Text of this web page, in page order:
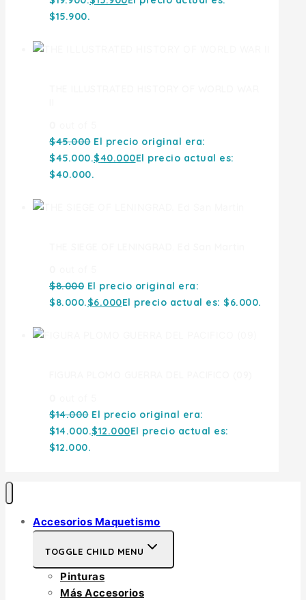
$15.900.
$45.000 El precio original era:
$45.000.$40.000El precio actual es:
$40.000.
$8.000 El precio original era:
$8.000.$6.000El precio actual es: $6.000.
$14.000 El precio original era:
$14.000.$12.000El precio actual es:
$12.000.
Accesorios Maquetismo
TOGGLE CHILD MENU
Pinturas
Más Accesorios